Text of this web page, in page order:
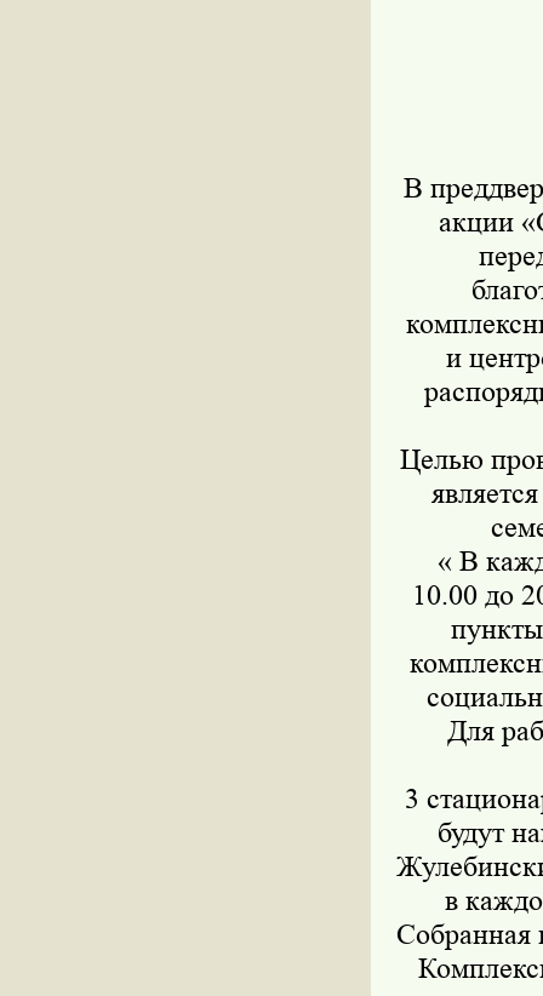
В
акции
и
Целью
« В
10.00 до
Для
3
будут
в
Собранная